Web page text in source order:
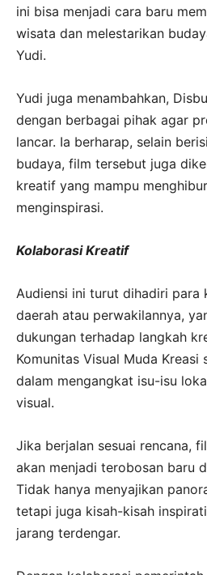
ini bisa menjadi cara baru
wisata dan melestarikan
Yudi.
Yudi juga menambahkan,
dengan berbagai pihak agar
lancar. Ia berharap, selain
budaya, film tersebut juga
kreatif yang mampu
menginspirasi.
Kolaborasi Kreatif
Audiensi ini turut dihadiri para
daerah atau perwakilannya,
dukungan terhadap langkah
Komunitas Visual Muda
dalam mengangkat isu-isu
visual.
Jika berjalan sesuai rencana,
akan menjadi terobosan baru
Tidak hanya menyajikan
tetapi juga kisah-kisah
jarang terdengar.